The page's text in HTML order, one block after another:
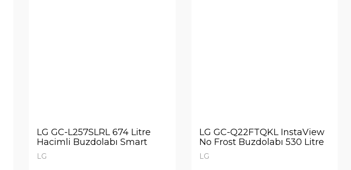
LG GC-L257SLRL 674 Litre
Hacimli Buzdolabı Smart
Inverter Compressor Özellikli
Su Sebilli
LG
LG GC-Q22FTQKL InstaView
No Frost Buzdolabı 530 Litre
83,5cm Genişlik
DoorCooling+ & Hygiene
LG